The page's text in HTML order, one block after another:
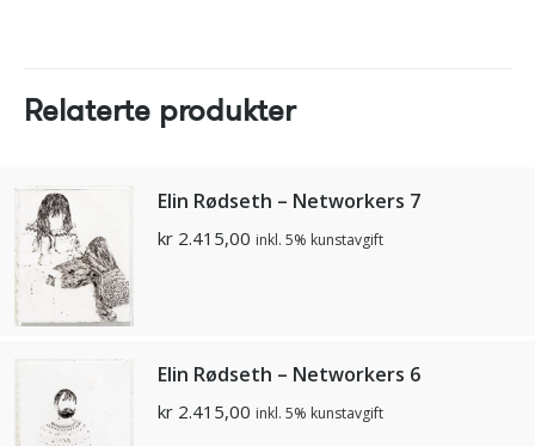
Relaterte produkter
Elin Rødseth – Networkers 7
kr 2.415,00 inkl. 5% kunstavgift
Elin Rødseth – Networkers 6
kr 2.415,00 inkl. 5% kunstavgift